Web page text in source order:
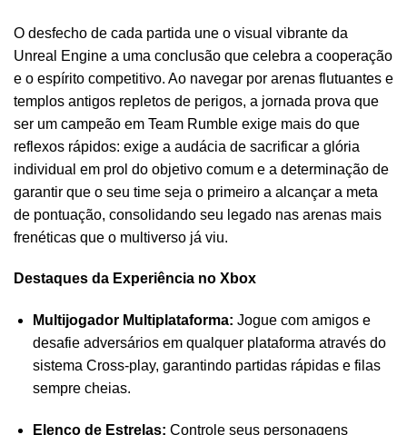
O desfecho de cada partida une o visual vibrante da
Unreal Engine a uma conclusão que celebra a cooperação
e o espírito competitivo. Ao navegar por arenas flutuantes e
templos antigos repletos de perigos, a jornada prova que
ser um campeão em Team Rumble exige mais do que
reflexos rápidos: exige a audácia de sacrificar a glória
individual em prol do objetivo comum e a determinação de
garantir que o seu time seja o primeiro a alcançar a meta
de pontuação, consolidando seu legado nas arenas mais
frenéticas que o multiverso já viu.
Destaques da Experiência no Xbox
Multijogador Multiplataforma: Jogue com amigos e
desafie adversários em qualquer plataforma através do
sistema Cross-play, garantindo partidas rápidas e filas
sempre cheias.
Elenco de Estrelas: Controle seus personagens